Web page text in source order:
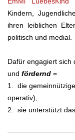
Kindern,
ihren leiblichen
politisch und medial.
Dafür engagiert sich
und fördernd =
1. die
operativ),
2. sie unterstützt